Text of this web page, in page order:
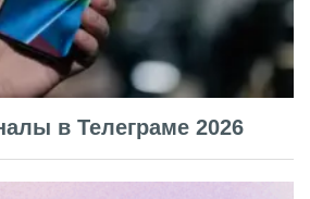
в Телеграме 2026